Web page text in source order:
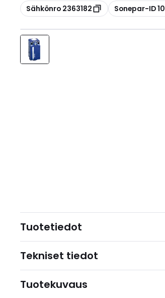
Kopioi
Sähkönro 2363182 Kopioi
Sonepar-ID
Tuotetiedot
Tekniset tiedot
Tuotekuvaus